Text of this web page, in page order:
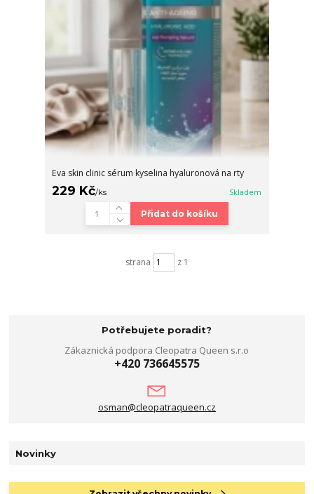
Eva skin clinic sérum kyselina hyaluronová na rty
229 Kč/ks Skladem
Přidat do košíku
strana z 1
Potřebujete poradit?
Zákaznická podpora Cleopatra Queen s.r.o
+420 736645575
osman@cleopatraqueen.cz
Novinky